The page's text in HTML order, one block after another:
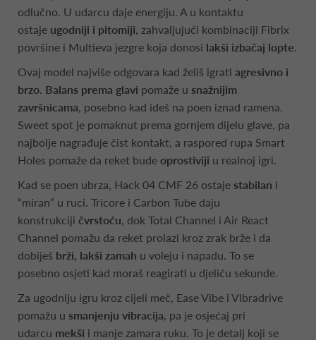
odlučno. U udarcu daje energiju. A u kontaktu
ostaje ugodniji i pitomiji, zahvaljujući kombinaciji Fibrix
površine i Multieva jezgre koja donosi lakši izbačaj lopte.
Ovaj model najviše odgovara kad želiš igrati agresivno i
brzo. Balans prema glavi pomaže u snažnijim
završnicama, posebno kad ideš na poen iznad ramena.
Sweet spot je pomaknut prema gornjem dijelu glave, pa
najbolje nagrađuje čist kontakt, a raspored rupa Smart
Holes pomaže da reket bude oprostiviji u realnoj igri.
Kad se poen ubrza, Hack 04 CMF 26 ostaje stabilan i
“miran” u ruci. Tricore i Carbon Tube daju
konstrukciji čvrstoću, dok Total Channel i Air React
Channel pomažu da reket prolazi kroz zrak brže i da
dobiješ brži, lakši zamah u voleju i napadu. To se
posebno osjeti kad moraš reagirati u djeliću sekunde.
Za ugodniju igru kroz cijeli meč, Ease Vibe i Vibradrive
pomažu u smanjenju vibracija, pa je osjećaj pri
udarcu mekši i manje zamara ruku. To je detalj koji se